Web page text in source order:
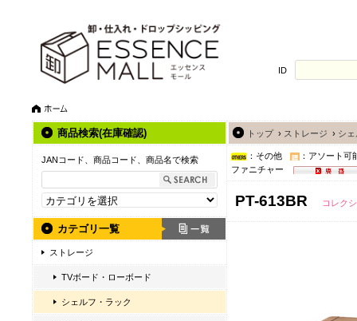
ID
商品検索(在庫確認)
JANコード、商品コード、商品名で検索
カテゴリ一覧
ストレージ
TVボード・ローボード
シェルフ・ラック
トップ› ストレージ › シ
：その他
：アソート可
ファニチャー
PT-613BR コレク